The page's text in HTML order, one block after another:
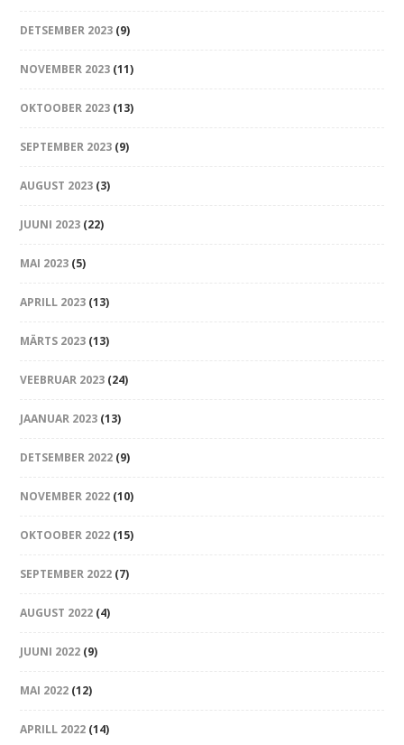
DETSEMBER 2023 (9)
NOVEMBER 2023 (11)
OKTOOBER 2023 (13)
SEPTEMBER 2023 (9)
AUGUST 2023 (3)
JUUNI 2023 (22)
MAI 2023 (5)
APRILL 2023 (13)
MÄRTS 2023 (13)
VEEBRUAR 2023 (24)
JAANUAR 2023 (13)
DETSEMBER 2022 (9)
NOVEMBER 2022 (10)
OKTOOBER 2022 (15)
SEPTEMBER 2022 (7)
AUGUST 2022 (4)
JUUNI 2022 (9)
MAI 2022 (12)
APRILL 2022 (14)